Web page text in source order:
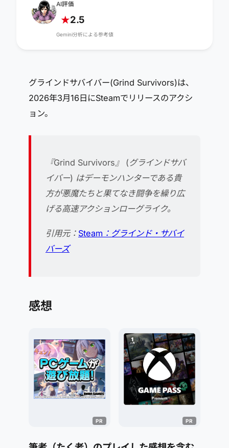
AI評価
★2.5
Gemini分析による参考値
グラインドサバイバー(Grind Survivors)は、
2026年3月16日にSteamでリリースのアクシ
ョン。
『Grind Survivors』 (グラインドサバ
イバー) はデーモンハンターである貴
方が悪魔たちと果てなき闘争を繰り広
げる高速アクションローグライク。
引用元： Steam：グラインド・サバイ
バーズ
感想